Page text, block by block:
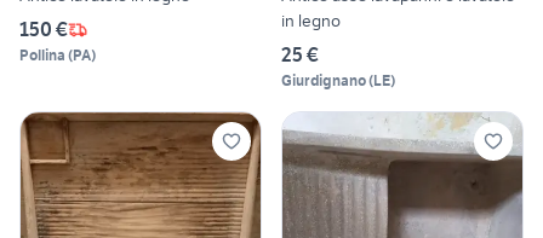
150 €
Pollina (PA)
in legno
25 €
Giurdignano(LE)